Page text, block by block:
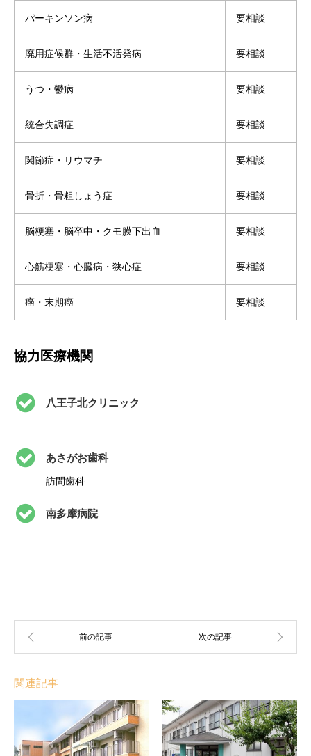
パーキンソン病 要相談
廃用症候群・生活不活発病 要相談
うつ・鬱病 要相談
統合失調症 要相談
関節症・リウマチ 要相談
骨折・骨粗しょう症 要相談
脳梗塞・脳卒中・クモ膜下出血 要相談
心筋梗塞・心臓病・狭心症 要相談
癌・末期癌 要相談
協力医療機関
八王子北クリニック
あさがお歯科
訪問歯科
南多摩病院
関連記事